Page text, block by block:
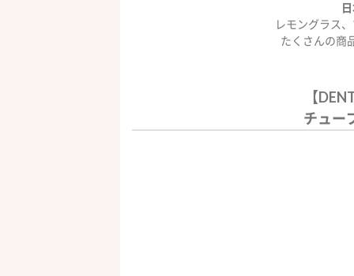
レモングラス
たくさんの商
【
チュー